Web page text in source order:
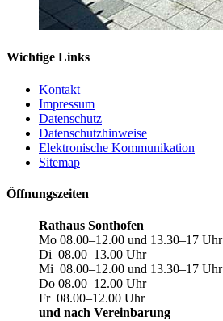
Wichtige Links
Kontakt
Impressum
Datenschutz
Datenschutzhinweise
Elektronische Kommunikation
Sitemap
Öffnungszeiten
Rathaus Sonthofen
Mo 08.00–12.00 und 13.30–17 Uhr
Di 08.00–13.00 Uhr
Mi 08.00–12.00 und 13.30–17 Uhr
Do 08.00–12.00 Uhr
Fr 08.00–12.00 Uhr
und nach Vereinbarung